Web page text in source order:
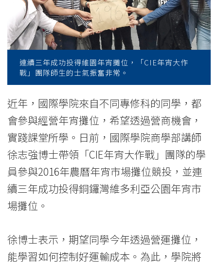
News
College
of
International
Education
Hong
Kong
Baptist
University
連續三年成功投得維園年宵攤位，「CIE年宵大作
戰」團隊師生的士氣振奮非常。
近年，國際學院來自不同專修科的同學，都
會參與經營年宵攤位，希望透過營商機會，
實踐課堂所學。日前，國際學院商學部講師
徐志強博士帶領「CIE年宵大作戰」團隊的學
員參與2016年農曆年宵市場攤位競投，並連
續三年成功投得銅鑼灣維多利亞公園年宵市
場攤位。
徐博士表示，期望同學今年透過營運攤位，
能學習如何控制好運輸成本。為此，學院將